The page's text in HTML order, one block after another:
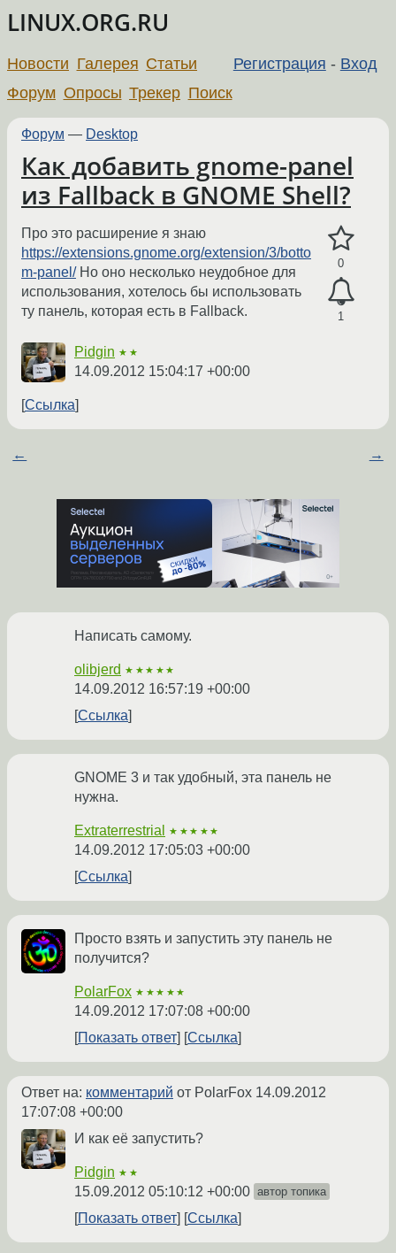
LINUX.ORG.RU
Регистрация - Вход
Новости Галерея Статьи
Форум Опросы Трекер Поиск
Форум — Desktop
Как добавить gnome-panel
из Fallback в GNOME Shell?
0
1
Про это расширение я знаю
https://extensions.gnome.org/extension/3/botto
m-panel/Но оно несколько неудобное для
использования, хотелось бы использовать
ту панель, которая есть в Fallback.
Pidgin ★★
14.09.2012 15:04:17 +00:00
Ссылка
← →
Написать самому.
olibjerd ★★★★★
14.09.2012 16:57:19 +00:00
Ссылка
GNOME 3 и так удобный, эта панель не
нужна.
Extraterrestrial ★★★★★
14.09.2012 17:05:03 +00:00
Ссылка
Просто взять и запустить эту панель не
получится?
PolarFox ★★★★★
14.09.2012 17:07:08 +00:00
Показать ответ
Ссылка
Ответ на: комментарий от PolarFox 14.09.2012
17:07:08 +00:00
И как её запустить?
Pidgin ★★
15.09.2012 05:10:12 +00:00 автор топика
Показать ответ Ссылка